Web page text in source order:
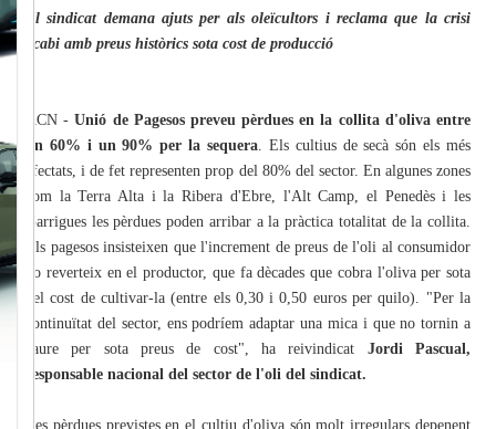
El sindicat demana ajuts per als oleïcultors i reclama que la crisi
acabi amb preus històrics sota cost de producció
ACN -Unió de Pagesos preveu pèrdues en la collita d'oliva entre
un 60% i un 90% per la sequera . Els cultius de secà són els més
afectats, i de fet representen prop del 80% del sector. En algunes zones
com la Terra Alta i la Ribera d'Ebre, l'Alt Camp, el Penedès i les
Garrigues les pèrdues poden arribar a la pràctica totalitat de la collita.
Els pagesos insisteixen que l'increment de preus de l'oli al consumidor
no reverteix en el productor, que fa dècades que cobra l'oliva per sota
del cost de cultivar-la (entre els 0,30 i 0,50 euros per quilo). "Per la
continuïtat del sector, ens podríem adaptar una mica i que no tornin a
caure per sota preus de cost", ha reivindicat Jordi Pascual,
responsable nacional del sector de l'oli del sindicat.
Les pèrdues previstes en el cultiu d'oliva són molt irregulars depenent